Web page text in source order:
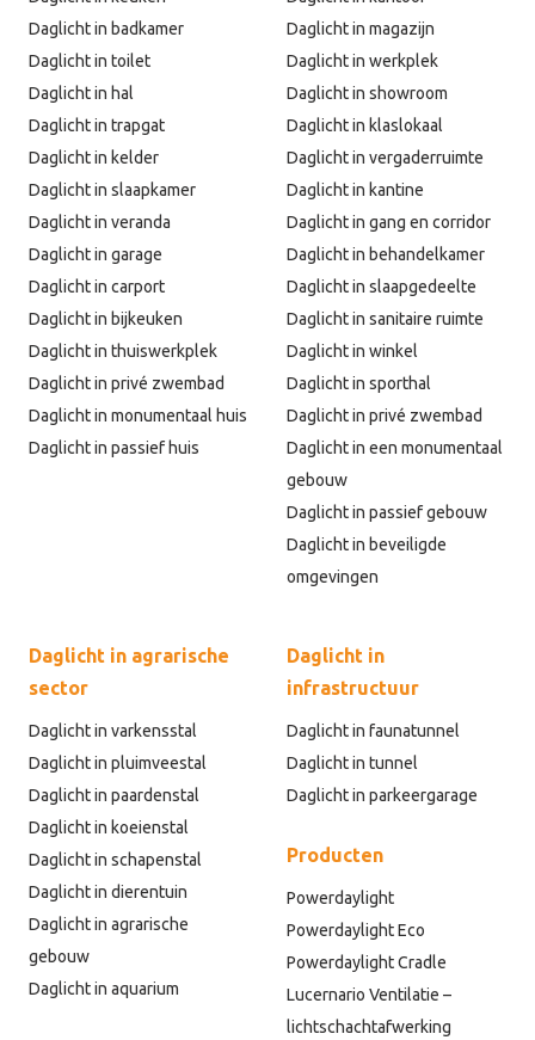
Daglicht in badkamer
Daglicht in toilet
Daglicht in hal
Daglicht in trapgat
Daglicht in kelder
Daglicht in slaapkamer
Daglicht in veranda
Daglicht in garage
Daglicht in carport
Daglicht in bijkeuken
Daglicht in thuiswerkplek
Daglicht in privé zwembad
Daglicht in monumentaal huis
Daglicht in passief huis
Daglicht in magazijn
Daglicht in werkplek
Daglicht in showroom
Daglicht in klaslokaal
Daglicht in vergaderruimte
Daglicht in kantine
Daglicht in gang en corridor
Daglicht in behandelkamer
Daglicht in slaapgedeelte
Daglicht in sanitaire ruimte
Daglicht in winkel
Daglicht in sporthal
Daglicht in privé zwembad
Daglicht in een monumentaal
gebouw
Daglicht in passief gebouw
Daglicht in beveiligde
omgevingen
Daglicht in agrarische
sector
Daglicht in varkensstal
Daglicht in pluimveestal
Daglicht in paardenstal
Daglicht in koeienstal
Daglicht in schapenstal
Daglicht in dierentuin
Daglicht in agrarische
gebouw
Daglicht in aquarium
Daglicht in
infrastructuur
Daglicht in faunatunnel
Daglicht in tunnel
Daglicht in parkeergarage
Producten
Powerdaylight
Powerdaylight Eco
Powerdaylight Cradle
Lucernario Ventilatie –
lichtschachtafwerking